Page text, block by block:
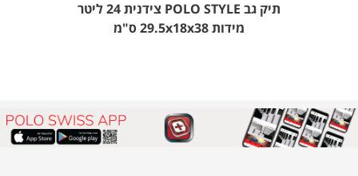
תיק גב POLO STYLE צידנית 24 ליטר
מידות 29.5x18x38 ס"מ